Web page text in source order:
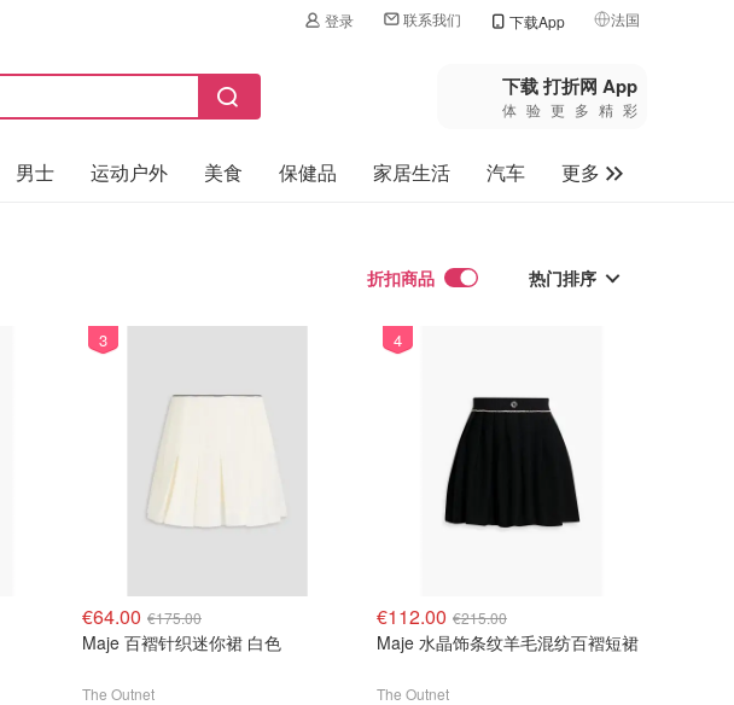
登录 联系我们 下载App 法国
🇺🇸美国
🇨🇳中国
🇨🇦加拿大
🇩🇪德国
🇮🇹
下载 打折网 App
体验更多精彩
男士 运动户外 美食 保健品 家居生活 汽车
更多
母婴玩具
热门排序
折扣力度
价格升序
价格降序
折扣商品
3
€64.00 €175.00
Maje 百褶针织迷你裙 白色
The Outnet
4
€112.00 €215.00
Maje 水晶饰条纹羊毛混纺百褶短裙
The Outnet